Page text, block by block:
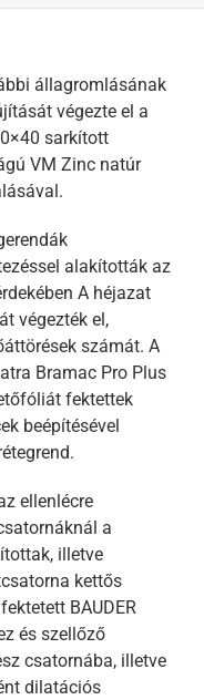
állagromlásának
végezte el a
sarkított
VM Zinc natúr
alakították az
A héjazat
végezték el,
számát. A
Bramac Pro Plus
fektettek
beépítésével
ellenlécre
a
illetve
kettős
BAUDER
és szellőző
csatornába, illetve
dilatációs